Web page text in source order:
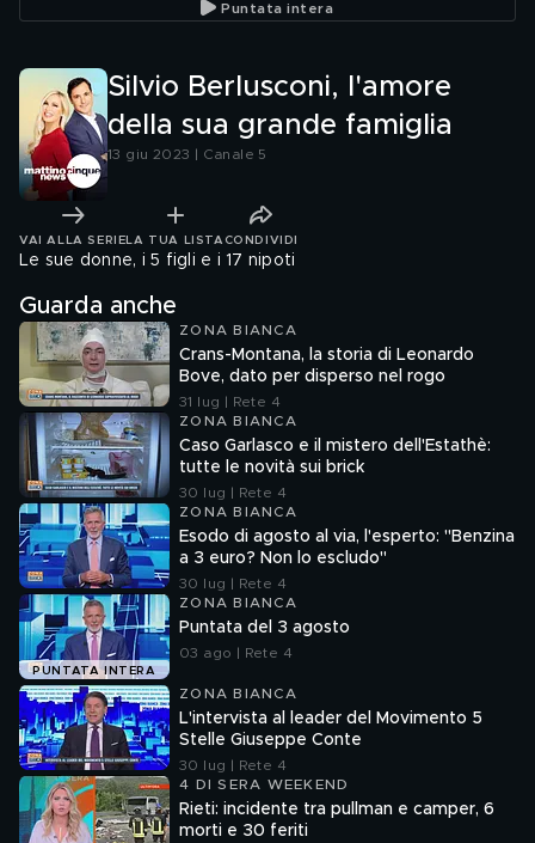
Puntata intera
Silvio Berlusconi, l'amore
della sua grande famiglia
13 giu 2023 | Canale 5
VAI ALLA SERIE LA TUA LISTA CONDIVIDI
Le sue donne, i 5 figli e i 17 nipoti
Guarda anche
ZONA BIANCA
Crans-Montana, la storia di Leonardo
Bove, dato per disperso nel rogo
31 lug | Rete 4
ZONA BIANCA
Caso Garlasco e il mistero dell'Estathè:
tutte le novità sui brick
30 lug | Rete 4
ZONA BIANCA
Esodo di agosto al via, l'esperto: "Benzina
a 3 euro? Non lo escludo"
30 lug | Rete 4
PUNTATA INTERA
ZONA BIANCA
Puntata del 3 agosto
03 ago | Rete 4
ZONA BIANCA
L'intervista al leader del Movimento 5
Stelle Giuseppe Conte
30 lug | Rete 4
4 DI SERA WEEKEND
Rieti: incidente tra pullman e camper, 6
morti e 30 feriti